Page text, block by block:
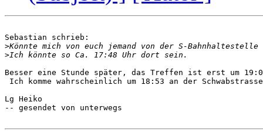
Sebastian schrieb:
>
>
Besser eine Stunde später, das Treffen ist erst um
Ich komme wahrscheinlich um 18:53 an der
Lg Heiko
-- gesendet von unterwegs